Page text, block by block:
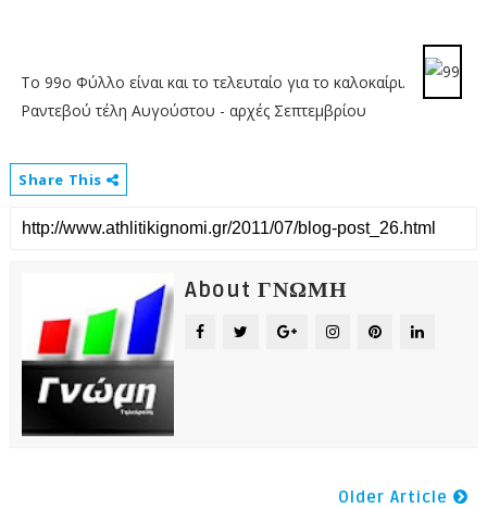
Το 99ο Φύλλο είναι και το τελευταίο για το καλοκαίρι.
Ραντεβού τέλη Αυγούστου - αρχές Σεπτεμβρίου
Share This
About ΓΝΩΜΗ
Older Article